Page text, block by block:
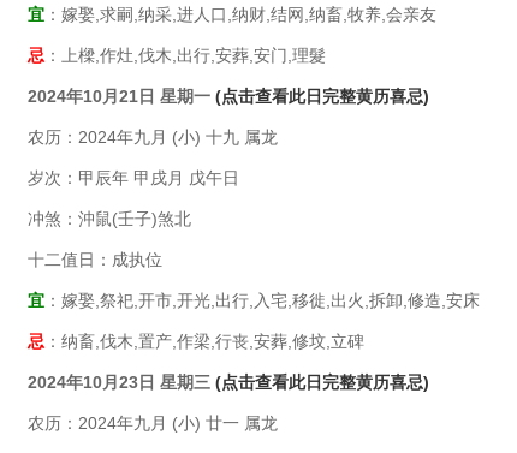
宜 ：嫁娶,求嗣,纳采,进人口,纳财,结网,纳畜,牧养,会亲友
忌 ：上樑,作灶,伐木,出行,安葬,安门,理髮
2024年10月21日 星期一 (点击查看此日完整黄历喜忌)
农历：2024年九月 (小) 十九 属龙
岁次：甲辰年 甲戌月 戊午日
冲煞：沖鼠(壬子)煞北
十二值日：成执位
宜 ：嫁娶,祭祀,开市,开光,出行,入宅,移徙,出火,拆卸,修造,安床
忌 ：纳畜,伐木,置产,作梁,行丧,安葬,修坟,立碑
2024年10月23日 星期三 (点击查看此日完整黄历喜忌)
农历：2024年九月 (小) 廿一 属龙